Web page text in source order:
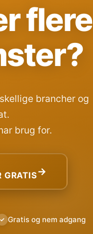
flere
brancher og
brug for.
GRATIS→
✓ Gratis og nem adgang